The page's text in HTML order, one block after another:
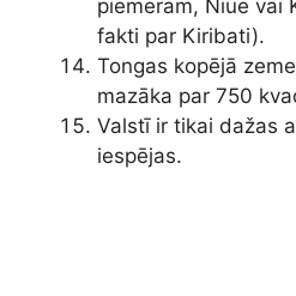
piemēram, Niue vai
fakti par Kiribati).
Tongas kopējā
mazāka par 750
Valstī ir tikai dažas
iespējas.